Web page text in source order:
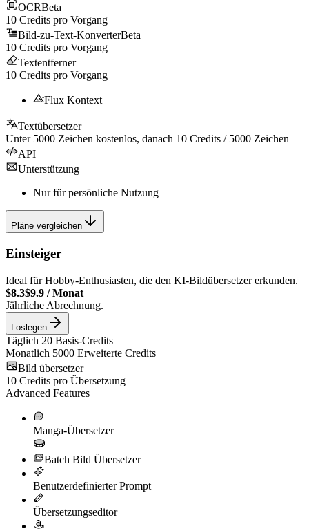
OCRBeta
10 Credits pro Vorgang
Bild-zu-Text-KonverterBeta
10 Credits pro Vorgang
Textentferner
10 Credits pro Vorgang
Flux Kontext
Textübersetzer
Unter 5000 Zeichen kostenlos, danach 10 Credits / 5000 Zeichen
API
Unterstützung
Nur für persönliche Nutzung
Pläne vergleichen
Einsteiger
Ideal für Hobby-Enthusiasten, die den KI-Bildübersetzer erkunden.
$8.3$9.9 /Monat
Jährliche Abrechnung.
Loslegen
Täglich 20 Basis-Credits
Monatlich 5000 Erweiterte Credits
Bild übersetzer
10 Credits pro Übersetzung
Advanced Features
Manga-Übersetzer
Batch Bild Übersetzer
Benutzerdefinierter Prompt
Übersetzungseditor